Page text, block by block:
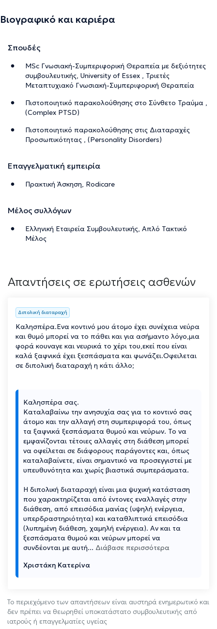
Βιογραφικό και καριέρα
Σπουδές
MSc Γνωσιακή-Συμπεριφορική Θεραπεία με δεξιότητες
συμβουλευτικής, University of Essex , Τριετές
Μεταπτυχιακό Γνωσιακή-Συμπεριφορική Θεραπεία
Πιστοποιητικό παρακολούθησης στο Σύνθετο Τραύμα ,
(Complex PTSD)
Πιστοποιητικό παρακολούθησης στις Διαταραχές
Προσωπικότητας , (Personality Disorders)
Επαγγελματική εμπειρία
Πρακτική Άσκηση, Rodicare
Μέλος συλλόγων
Ελληνική Εταιρεία Συμβουλευτικής, Απλό Τακτικό
Μέλος
Απαντήσεις σε ερωτήσεις ασθενών
Διπολική διαταραχή
Καλησπέρα.Ενα κοντινό μου άτομο έχει συνέχεια νεύρα
και θυμό μπορεί να το πάθει και για ασήμαντο λόγο,μια
φορά κουναγε και νευρικά το χέρι του,εκεί που είναι
καλά ξαφνικά έχει ξεσπάσματα και φωνάζει.Οφειλεται
σε διπολική διαταραχή η κάτι άλλο;
Καλησπέρα σας.
Καταλαβαίνω την ανησυχία σας για το κοντινό σας
άτομο και την αλλαγή στη συμπεριφορά του, όπως
τα ξαφνικά ξεσπάσματα θυμού και νεύρων. Το να
εμφανίζονται τέτοιες αλλαγές στη διάθεση μπορεί
να οφείλεται σε διάφορους παράγοντες και, όπως
καταλαβαίνετε, είναι σημαντικό να προσεγγιστεί με
υπευθυνότητα και χωρίς βιαστικά συμπεράσματα.
Η διπολική διαταραχή είναι μια ψυχική κατάσταση
που χαρακτηρίζεται από έντονες εναλλαγές στην
διάθεση, από επεισόδια μανίας (υψηλή ενέργεια,
υπερδραστηριότητα) και καταθλιπτικά επεισόδια
(λυπημένη διάθεση, χαμηλή ενέργεια). Αν και τα
ξεσπάσματα θυμού και νεύρων μπορεί να
συνδέονται με αυτή... Διάβασε περισσότερα
Χριστάκη Κατερίνα
Το περιεχόμενο των απαντήσεων είναι αυστηρά ενημερωτικό και
δεν πρέπει να θεωρηθεί υποκατάστατο συμβουλευτικής από
ιατρούς ή επαγγελματίες υγείας